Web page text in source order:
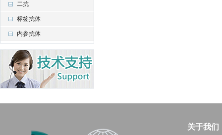
二抗
标签抗体
内参抗体
关于我们